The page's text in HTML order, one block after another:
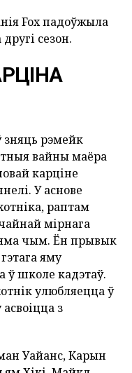
Fox падоўжыла
сезон.
зняць рэмейк
вайны маёра
карціне
У аснове
раптам
мірнага
чым. Ён прывык
яму
ў школе кадэтаў.
улюбляецца ў
з
Уайанс, Карын